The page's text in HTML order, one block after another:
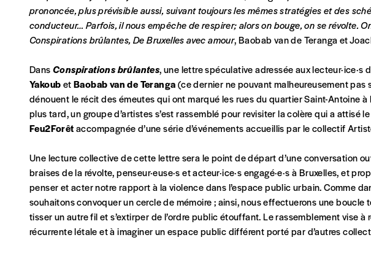
NOS FORMULES
Abonnement
1 an = 5 numéros
20€*/an
*Prix indicatif, frais de port inclus
Par numéro
5€*
*Prix indicatif, frais de
Je m'abonne à l'Imag
Format papier (livraison uniquement en Belgique)
prononcée, plus prévisible aussi, suivant toujours les mêmes stratégies et des
conducteur… Parfois, il nous empêche de respirer; alors on bouge, on se révolte.
Conspirations brûlantes, De Bruxelles avec amour, Baobab van de Teranga et
DansConspirations brûlantes, une lettre spéculative adressée aux lecteur·ice·s
YakoubetBaobab van de Teranga(ce dernier ne pouvant malheureusement pas
dénouent le récit des émeutes qui ont marqué les rues du quartier Saint-Antoine
plus tard, un groupe d’artistes s’est rassemblé pour revisiter la colère qui a attisé
Feu2Forêtaccompagnée d’une série d’événements accueillis par le collectif
Une lecture collective de cette lettre sera le point de départ d’une conversation
braises de la révolte, penseur·euse·s et acteur·ice·s engagé·e·s à Bruxelles, et
penser et acter notre rapport à la violence dans l’espace public urbain. Comme
souhaitons convoquer un cercle de mémoire ; ainsi, nous effectuerons une boucle
tisser un autre fil et s’extirper de l’ordre public étouffant. Le rassemblement vise à
récurrente létale et à imaginer un espace public différent porté par d’autres